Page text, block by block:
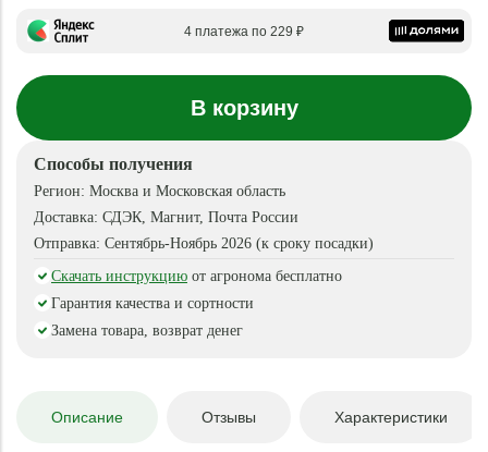
4 платежа по 229 ₽
В корзину
Способы получения
Регион: Москва и Московская область
Доставка: СДЭК, Магнит, Почта России
Отправка: Сентябрь-Ноябрь 2026 (к сроку посадки)
Скачать инструкцию от агронома бесплатно
Гарантия качества и сортности
Замена товара, возврат денег
Описание Отзывы Характеристики